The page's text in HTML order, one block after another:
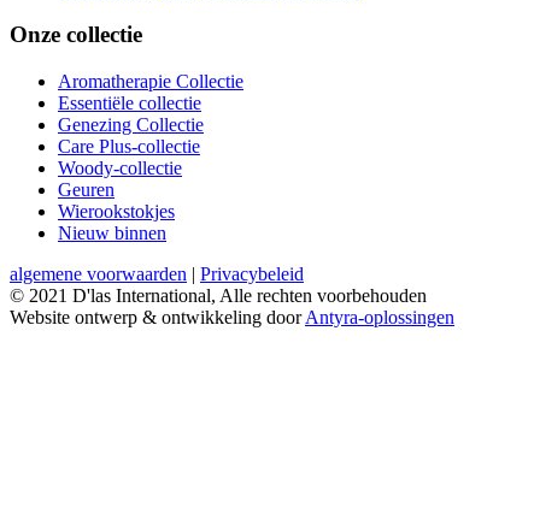
Onze collectie
Aromatherapie Collectie
Essentiële collectie
Genezing Collectie
Care Plus-collectie
Woody-collectie
Geuren
Wierookstokjes
Nieuw binnen
algemene voorwaarden | Privacybeleid
© 2021 D'las International, Alle rechten voorbehouden
Website ontwerp & ontwikkeling doorAntyra-oplossingen